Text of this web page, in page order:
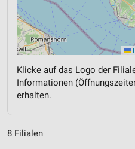
Klicke auf das Logo der
Informationen
erhalten.
8 Filialen